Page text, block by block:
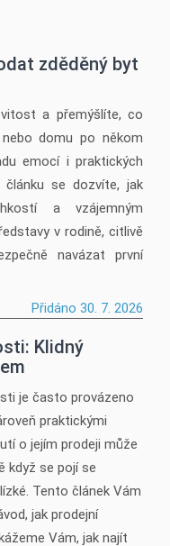
zděděný byt
a přemýšlíte, co
domu po někom
emocí i praktických
se dozvíte, jak
a vzájemným
v rodině, citlivě
navázat první
Přidáno 30. 7. 2026
Klidný
je často provázeno
praktickými
o jejím prodeji může
když se pojí se
Tento článek Vám
jak prodejní
Vám, jak najít